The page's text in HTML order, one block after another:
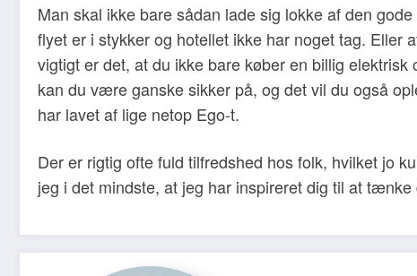
Man skal ikke bare sådan lade sig lokke af den
flyet er i stykker og hotellet ikke har noget tag. Eller
vigtigt er det, at du ikke bare køber en billig
kan du være ganske sikker på, og det vil du også
har lavet af lige netop Ego-t.
Der er rigtig ofte fuld tilfredshed hos folk, hvilket jo
jeg i det mindste, at jeg har inspireret dig til at